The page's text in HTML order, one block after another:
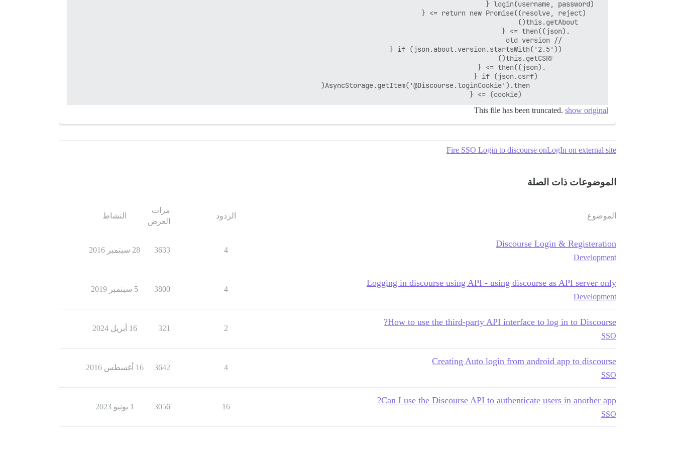
                    (cookie) => {
This file has been truncated. show original
Fire SSO Login to discourse onLogIn on external site
الموضوعات ذات الصلة
الموضوع الردود
مرات
العرض
النشاط
Discourse Login & Registeration
Development
4
3633 28 سبتمبر 2016
Logging in discourse using API - using discourse as API server only
Development
4
3800 5 سبتمبر 2019
How to use the third-party API interface to log in to Discourse?
SSO
2
321 16 أبريل 2024
Creating Auto login from android app to discourse
SSO
4
3642 16 أغسطس 2016
Can I use the Discourse API to authenticate users in another app?
SSO
16
3056 1 يونيو 2023